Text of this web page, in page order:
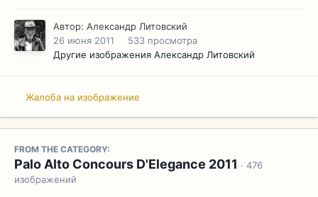
Автор: Александр Литовский
26 июня 2011
533 просмотра
Другие изображения Александр Литовский
Жалоба на изображение
FROM THE CATEGORY:
Palo Alto Concours D'Elegance 2011 · 476
изображений